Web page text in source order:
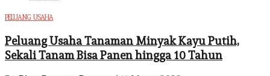
PELUANG USAHA
Peluang Usaha Tanaman Minyak Kayu Putih,
Sekali Tanam Bisa Panen hingga 10 Tahun